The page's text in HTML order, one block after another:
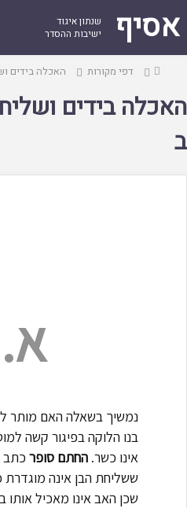
אסיף
שנתון איגוד
ישיבות ההסדר
עמודדפי מקורות האכלה בידים
האכלה בידים
ב
א.
נמשיך בשאלה האם מותר
בנו הלוקה בפיגור קשה
אינו כשר.החתם סופר כתב
ששליחת הבן אינה מוגדרת
שכן האב אינו מאכיל